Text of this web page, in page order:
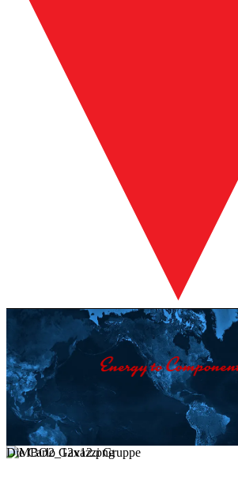
Die Carlo Gavazzi Gruppe